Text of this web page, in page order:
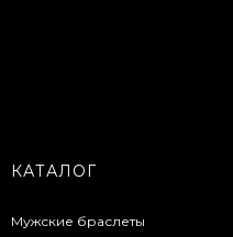
КАТАЛОГ
Мужские браслеты